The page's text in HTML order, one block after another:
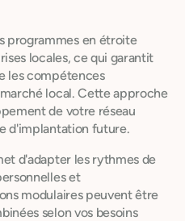
programmes en étroite
locales, ce qui garantit
les compétences
local. Cette approche
de votre réseau
d'implantation future.
d'adapter les rythmes de
et
modulaires peuvent être
selon vos besoins